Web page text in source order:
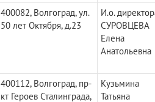
400082, Волгоград, ул.
50 лет Октября, д.23
И.о.
СУРОВЦЕВА
Елена
Анатольевна
400112, Волгоград, пр-
кт Героев Сталинграда,
Кузьмина
Татьяна